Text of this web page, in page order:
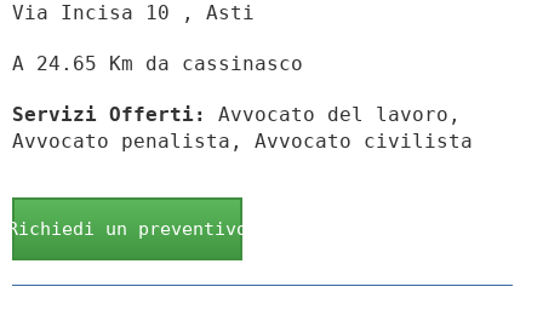
Via Incisa 10 , Asti
A 24.65 Km da cassinasco
Servizi Offerti:
Avvocato del lavoro,
Avvocato penalista, Avvocato civilista
Richiedi un preventivo